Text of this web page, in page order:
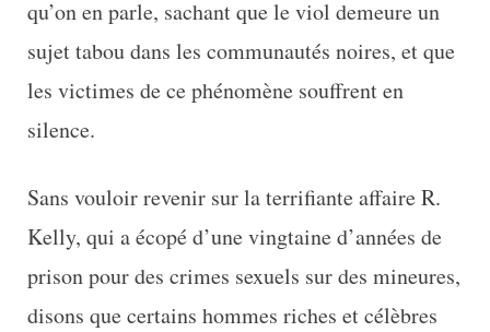
qu’on en parle, sachant que le viol demeure un
sujet tabou dans les communautés noires, et que
les victimes de ce phénomène souffrent en
silence.
Sans vouloir revenir sur la terrifiante affaire R.
Kelly, qui a écopé d’une vingtaine d’années de
prison pour des crimes sexuels sur des mineures,
disons que certains hommes riches et célèbres